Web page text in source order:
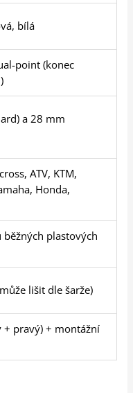
bílá
point (konec
a 28 mm
ATV, KTM,
Honda,
běžných plastových
lišit dle šarže)
+ pravý) + montážní